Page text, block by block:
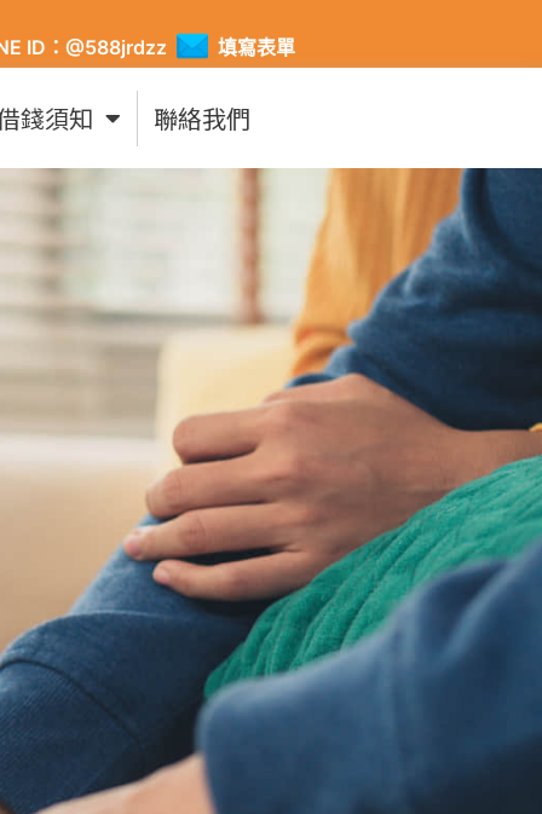
ID：@588jrdzz 填寫表單
錢須知 聯絡我們